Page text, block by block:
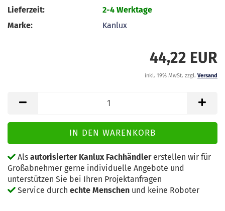
Lieferzeit:
2-4 Werktage
Marke:
Kanlux
44,22 EUR
inkl. 19% MwSt. zzgl. Versand
Als autorisierter Kanlux Fachhändlererstellen wir für
Großabnehmer gerne individuelle Angebote und
unterstützen Sie bei Ihren Projektanfragen
Service durch echte Menschen und keine Roboter